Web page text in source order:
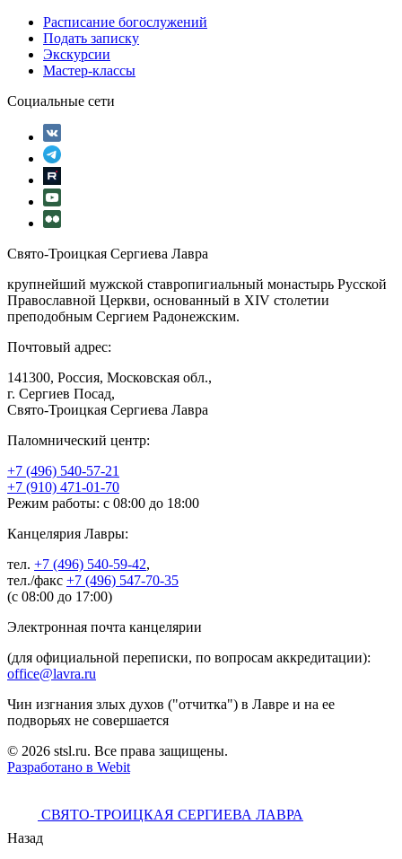
Расписание богослужений
Подать записку
Экскурсии
Мастер-классы
Социальные сети
Свято-Троицкая Сергиева Лавра
крупнейший мужской ставропигиальный монастырь Русской
Православной Церкви, основанный в XIV столетии
преподобным Сергием Радонежским.
Почтовый адрес:
141300, Россия, Московская обл.,
г. Сергиев Посад,
Свято-Троицкая Сергиева Лавра
Паломнический центр:
+7 (496) 540-57-21
+7 (910) 471-01-70
Режим работы: с 08:00 до 18:00
Канцелярия Лавры:
тел. +7 (496) 540-59-42,
тел./факс +7 (496) 547-70-35
(с 08:00 до 17:00)
Электронная почта канцелярии
(для официальной переписки, по вопросам аккредитации):
office@lavra.ru
Чин изгнания злых духов ("отчитка") в Лавре и на ее
подворьях не совершается
© 2026 stsl.ru. Все права защищены.
Разработано в Webit
СВЯТО-ТРОИЦКАЯ СЕРГИЕВА ЛАВРА
Назад